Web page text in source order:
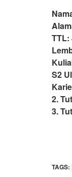
TTL:
S2
2.
3.
TAGS: